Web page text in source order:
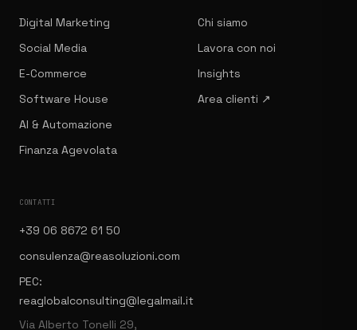
Digital Marketing
Social Media
E-Commerce
Software House
AI & Automazione
Finanza Agevolata
Chi siamo
Lavora con noi
Insights
Area clienti ↗
CONTATTI
+39 06 8672 61 50
consulenza@reasoluzioni.com
PEC:
reaglobalconsulting@legalmail.it
Via Alberto Tonelli 29,